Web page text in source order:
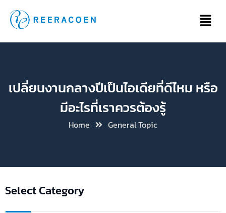
เปลี่ยนงานกลางปีเป็นไอเดียที่ดีไหม หรือ
มีอะไรที่เราควรต้องรู้
Home General Topic
Select Category